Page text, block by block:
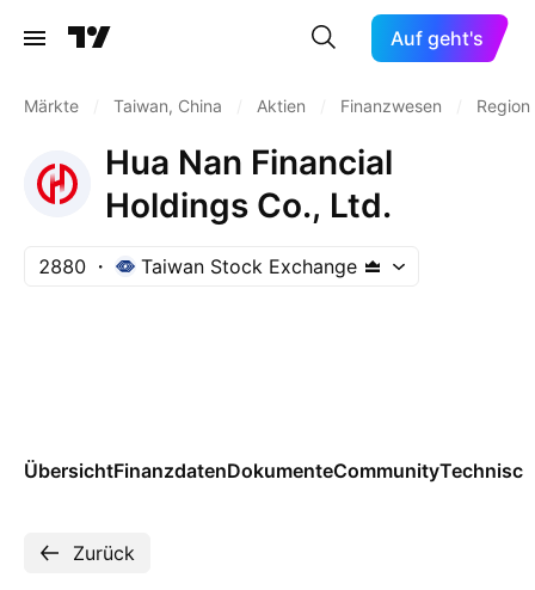
Auf geht's
Märkte Taiwan, China Aktien Finanzwesen
Hua Nan Financial
Holdings Co., Ltd.
2880 Taiwan Stock Exchange
ÜbersichtFinanzdatenDokumenteCommunity
Zurück